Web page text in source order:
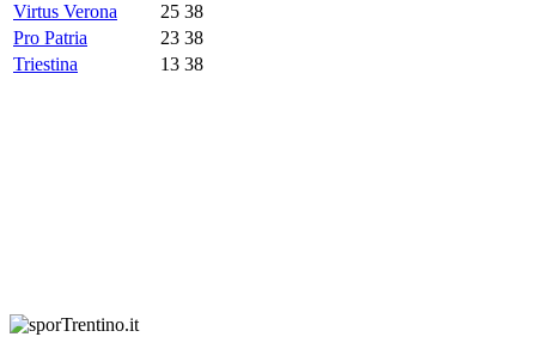
Virtus Verona
25 38
Pro Patria
23 38
Triestina
13 38